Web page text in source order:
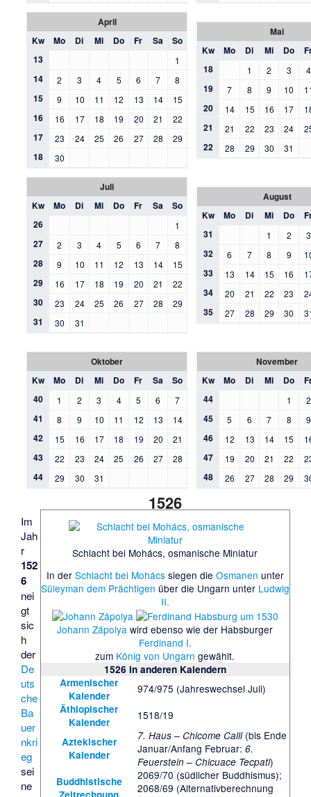
April
Kw
Mo Di Mi Do Fr Sa
So
13
1
14 2 3 4 5 6 7 8
15 9 10 11 12 13 14 15
16 16 17 18 19 20 21 22
17 23 24 25 26 27 28 29
18 30
Mai
Kw
Mo Di Mi Do
18
1 2 3 4
19 7 8 9 10
20 14 15 16 17
21 21 22 23 24
22 28 29 30 31
Juli
Kw
Mo Di Mi Do Fr Sa
So
26
1
27 2 3 4 5 6 7 8
28 9 10 11 12 13 14 15
29 16 17 18 19 20 21 22
30 23 24 25 26 27 28 29
31 30 31
August
Kw
Mo Di Mi Do
31
1 2 3
32 6 7 8 9
33 13 14 15 16
34 20 21 22 23
35 27 28 29 30
Oktober
Kw
Mo Di Mi Do Fr Sa
So
40
1 2 3 4 5 6 7
41 8 9 10 11 12 13 14
42 15 16 17 18 19 20 21
43 22 23 24 25 26 27 28
44 29 30 31
November
Kw
Mo Di Mi Do
44
1 2
45 5 6 7 8 9
46 12 13 14 15
47 19 20 21 22
48 26 27 28 29
1526
Schlacht bei Mohács, osmanische Miniatur
In der Schlacht bei Mohácssiegen die Osmanen unter
Süleyman dem Prächtigen über die Ungarn unter Ludwig
II.
Johann Zápolya wird ebenso wie der Habsburger
Ferdinand I.
zum König von Ungarn gewählt.
1526 in anderen Kalendern
Armenischer
Kalender
974/975 (Jahreswechsel Juli)
Äthiopischer
Kalender
1518/19
Aztekischer
Kalender
7. Haus – Chicome Calli(bis Ende
Januar/Anfang Februar: 6.
Feuerstein – Chicuace Tecpatl)
Buddhistische
2069/70 (südlicher Buddhismus);
2068/69 (Alternativberechnung
Im
Jah
r
152
6
nei
gt
sic
h
der
De
uts
che
Ba
uer
nkri
eg
sei
ne